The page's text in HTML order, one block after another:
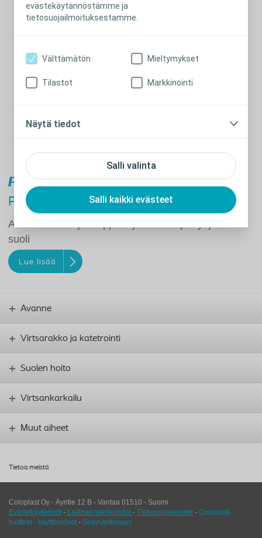
evästekäytännöstämme ja
tietosuojailmoituksestamme.
Salli valinta
Salli kaikki evästeet
Välttämätön Mieltymykset
Tilastot Markkinointi
Näytä tiedot
Peristeen Plus
Ainutlaatuinen ja helppokäyttöinen tapa tyhjentää
suoli
Lue lisää
Avanne
Virtsarakko ja katetrointi
Suolen hoito
Virtsankarkailu
Muut aiheet
Tietoa meistä
Coloplast Oy - Äyritie 12 B - Vantaa 01510 - Suomi
Evästekäytännöt - Lailliset näkökohdat - Tietosuojaseloste - Coloplast-
tuotteet - käyttöohjeet - Saavutettavuus